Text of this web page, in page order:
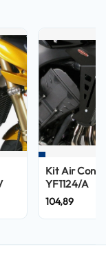
Kit Air
YF1124/A
104,89